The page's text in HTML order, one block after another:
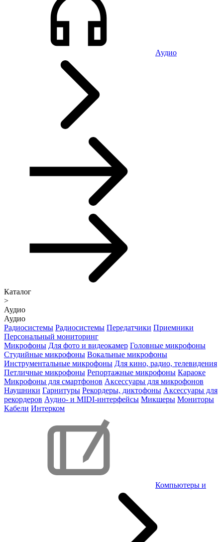
Аудио
Каталог
>
Аудио
Аудио
Радиосистемы Радиосистемы Передатчики Приемники
Персональный мониторинг
Микрофоны Для фото и видеокамер Головные микрофоны
Студийные микрофоны Вокальные микрофоны
Инструментальные микрофоны Для кино, радио, телевидения
Петличные микрофоны Репортажные микрофоны Караоке
Микрофоны для смартфонов Аксессуары для микрофонов
Наушники Гарнитуры Рекордеры, диктофоны Аксессуары для
рекордеров Аудио- и MIDI-интерфейсы Микшеры Мониторы
Кабели Интерком
Компьютеры и